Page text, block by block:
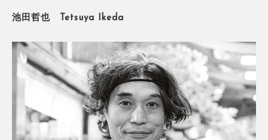
池田哲也 Tetsuya Ikeda